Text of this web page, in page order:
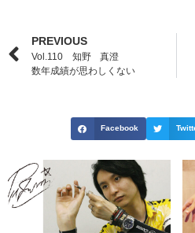
PREVIOUS
Vol.110 知野 真澄
数年成績が思わしくない
Facebook